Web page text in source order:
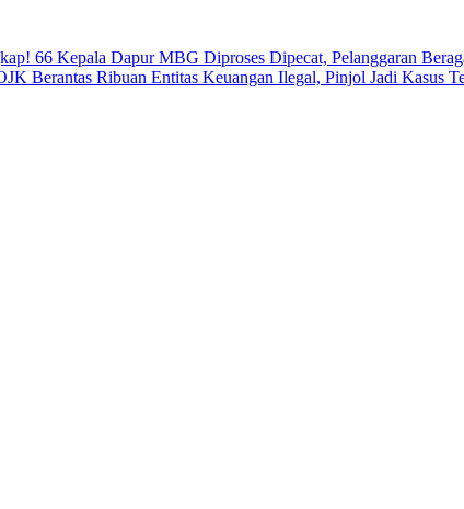
66 Kepala Dapur MBG Diproses Dipecat, Pelanggaran
Berantas Ribuan Entitas Keuangan Ilegal, Pinjol Jadi Kasus